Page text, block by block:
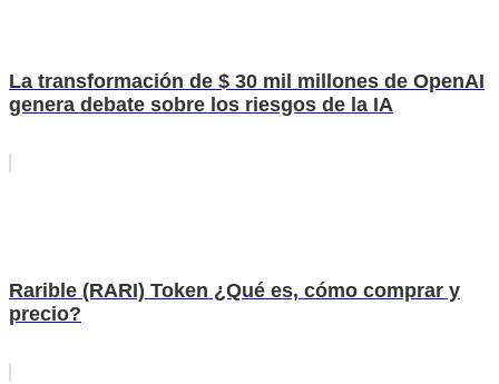
La transformación de $ 30 mil millones de OpenAI
genera debate sobre los riesgos de la IA
Rarible (RARI) Token ¿Qué es, cómo comprar y
precio?